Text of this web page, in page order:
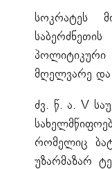
სოკრატეს
მღელვარე და
ძვ. წ. ა. V
რომელიც
უზარმაზარ